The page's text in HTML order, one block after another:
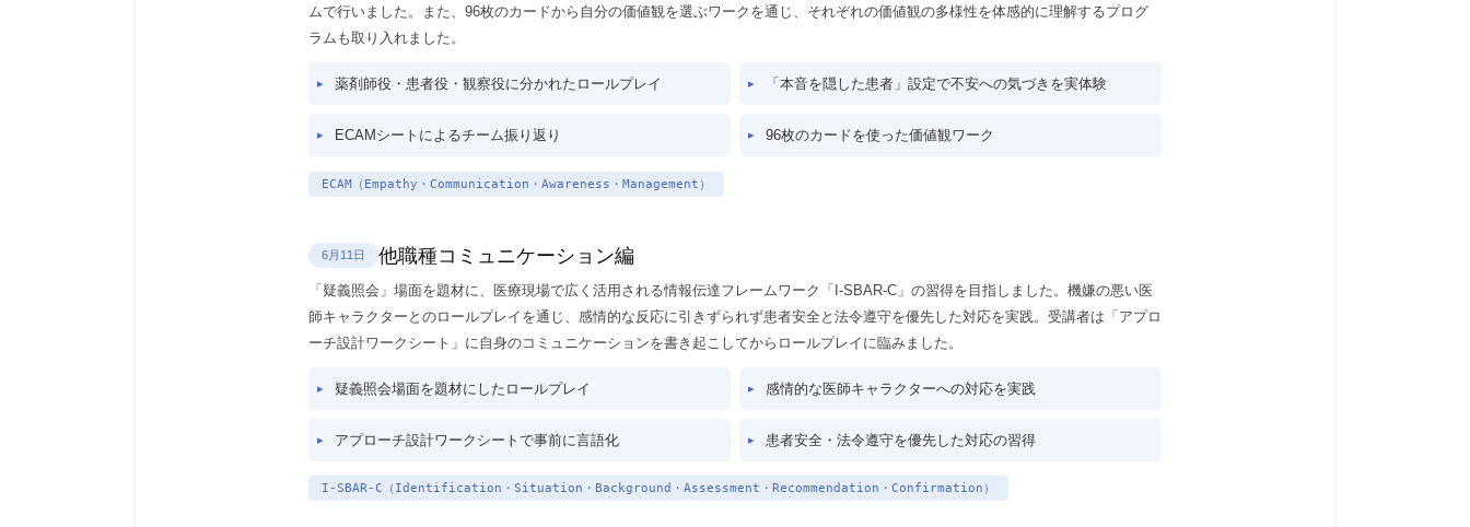
ムで行いました。また、96枚のカードから自分の価値観を選ぶワークを通じ、それぞれの価値観の多様性を体感的に理解するプログ
ラムも取り入れました。
薬剤師役・患者役・観察役に分かれたロールプレイ 「本音を隠した患者」設定で不安への気づきを実体験
ECAMシートによるチーム振り返り 96枚のカードを使った価値観ワーク
ECAM（Empathy・Communication・Awareness・Management）
6月11日 他職種コミュニケーション編
「疑義照会」場面を題材に、医療現場で広く活用される情報伝達フレームワーク「I-SBAR-C」の習得を目指しました。機嫌の悪い医
師キャラクターとのロールプレイを通じ、感情的な反応に引きずられず患者安全と法令遵守を優先した対応を実践。受講者は「アプロ
ーチ設計ワークシート」に自身のコミュニケーションを書き起こしてからロールプレイに臨みました。
疑義照会場面を題材にしたロールプレイ 感情的な医師キャラクターへの対応を実践
アプローチ設計ワークシートで事前に言語化 患者安全・法令遵守を優先した対応の習得
I-SBAR-C（Identification・Situation・Background・Assessment・Recommendation・Confirmation）